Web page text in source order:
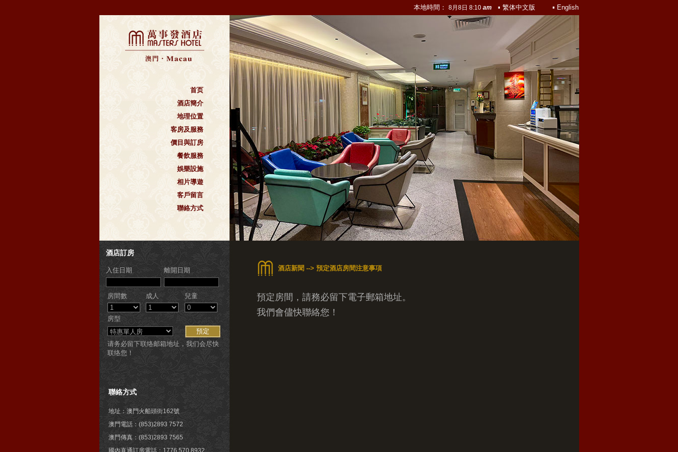
▪ English
▪ 繁体中文版
本地時間： 8月 8日 8:10am
首页
酒店簡介
地理位置
客房及服務
價目與訂房
餐飲服務
娛樂設施
相片導遊
客戶留言
聯絡方式
酒店訂房
入住日期 離開日期
房間數 成人 兒童
房型
请务必留下联络邮箱地址，我们会尽快
联络您！
聯絡方式
地址：澳門火船頭街162號
澳門電話：(853)2893 7572
澳門傳真：(853)2893 7565
國內直通訂房電話：1776 570 8932
酒店新聞 --> 預定酒店房間注意事項
預定房間，請務必留下電子郵箱地址。
我們會儘快聯絡您！